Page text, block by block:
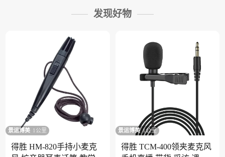
发现好物
景运博美 1公里
得胜 HM-820手持小麦克
景运博美 1公里
得胜 TCM-400领夹麦克风